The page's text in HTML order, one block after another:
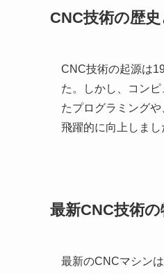
CNC技術の歴
CNC技術の起源は
た。しかし、コン
たプログラミング
飛躍的に向上しまし
最新CNC技術の
最新のCNCマシン